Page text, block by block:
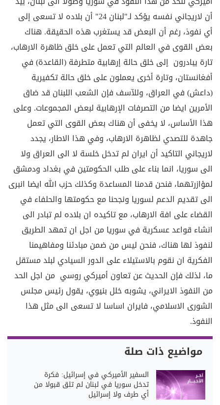
أن لاريجاني نفسه يؤكد لـ"لبنان 24" أن بلاده لا تسعى إلى
أي نفوذ، رغم أن البعض قد يستغرب هذه الحقيقة. هناك
بعض القوى في العالم التي تعمل على خلق ظاهرة الارهاب،
تارة يبادرون إلى خلق حالة إرهابية متطرفة (القاعدة) في
أفغانستان، وتارة أخرى يعملون على خلق حالة تكفيرية
(داعش) في العراق، وللآسف فإن الشعب اللبنان قد ضاق
الأمرين ايضا من التصرفات الإرهابية لبعض المجموعات. وعلى
هذا الأساس، لا يخفى أن هناك بعض القوى التي تعمل
جاهدة للتصدي لظاهرة الارهاب، وفي هذا الاطار، يجدد
لاريجاني التاكيد أن ايران لم تدخل خلسة لا الى العراق ولا
الى سوريا، انما بناء على طلب الحكومتين في بغداد ودمشق
لمؤازرتهما، فنحن قدمنا المساعدة وكذلك حزب الله ايضا انبرى
الى تقديم الدعم لسوريا ونجحنا مع حكومتها والحلفاء في
القضاء على افة الارهاب، مع تاكيده ان بلاده لم تبادر الى
انشاء قواعد عسكرية في سوريا من اجل ان تمهد الطريق
لنفوذ لها هناك، فنحن ليس من ضمن مبادئنا ومفاهيمنا
الفكرية ان نقوم بالاستيلاء على الدور السيادي لبلد مستقل
ما، لذلك فإن الحديث عن تعاون أميركي روسي من اجل الحد
من النفوذ الايراني، يشوبه خلل بنيوي، يقول رئيس مجلس
الشورى الاسلامي، فايران اساسا لا تسعى الى مثل هذا
النفوذ.
مواضيع ذات صلة
السفير الأميركي في إسرائيل: فكرة
تدخل سوريا في لبنان لم تلق قبولا من
أي طرف ولا إسرائيل